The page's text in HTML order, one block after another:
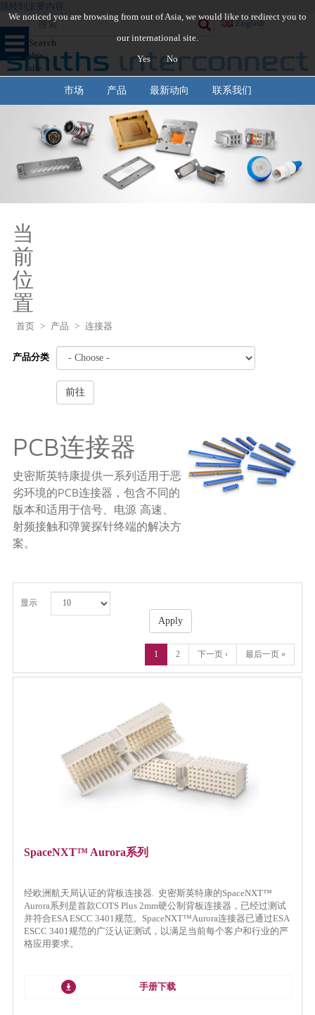
We noticed you are browsing from out of Asia, we would like to redirect you to
our international site.
Yes
No
跳转到主要内容
Search
this
site
English
市场 产品 最新动向 联系我们
当
前
位
置
首页 > 产品 > 连接器
产品分类
前往
PCB连接器
史密斯英特康提供一系列适用于恶
劣环境的PCB连接器，包含不同的
版本和适用于信号、电源 高速、
射频接触和弹簧探针终端的解决方
案。
显示
Apply
1 2 下一页 › 最后一页 »
SpaceNXT™ Aurora系列
经欧洲航天局认证的背板连接器. 史密斯英特康的SpaceNXT™
Aurora系列是首款COTS Plus 2mm硬公制背板连接器，已经过测试
并符合ESA ESCC 3401规范。SpaceNXT™Aurora连接器已通过ESA
ESCC 3401规范的广泛认证测试，以满足当前每个客户和行业的严
格应用要求。
手册下载